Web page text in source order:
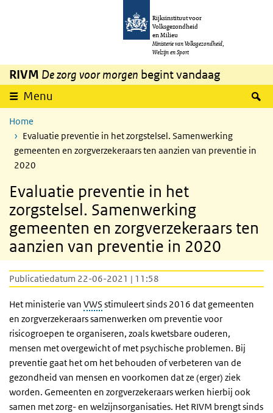
Overslaan en naar de inhoud gaan
Rijksinstituut voor
Volksgezondheid
en Milieu
Ministerie van Volksgezondheid,
Welzijn en Sport
RIVM De zorg voor morgen begint vandaag
Menu
Home
Evaluatie preventie in het zorgstelsel. Samenwerking
gemeenten en zorgverzekeraars ten aanzien van preventie in
2020
Evaluatie preventie in het
zorgstelsel. Samenwerking
gemeenten en zorgverzekeraars ten
aanzien van preventie in 2020
Publicatiedatum 22-06-2021 | 11:58
Het ministerie van VWS stimuleert sinds 2016 dat gemeenten
en zorgverzekeraars samenwerken om preventie voor
risicogroepen te organiseren, zoals kwetsbare ouderen,
mensen met overgewicht of met psychische problemen. Bij
preventie gaat het om het behouden of verbeteren van de
gezondheid van mensen en voorkomen dat ze (erger) ziek
worden. Gemeenten en zorgverzekeraars werken hierbij ook
samen met zorg- en welzijnsorganisaties. Het RIVM brengt sinds